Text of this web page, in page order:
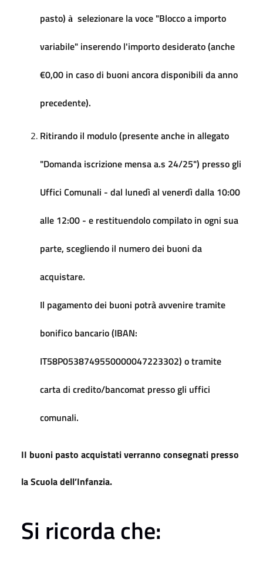
pasto) à selezionare la voce "Blocco a importo
variabile" inserendo l'importo desiderato (anche
€0,00 in caso di buoni ancora disponibili da anno
precedente).
Ritirando il modulo (presente anche in allegato
"Domanda iscrizione mensa a.s 24/25") presso gli
Uffici Comunali - dal lunedì al venerdì dalla 10:00
alle 12:00 - e restituendolo compilato in ogni sua
parte, scegliendo il numero dei buoni da
acquistare.
Il pagamento dei buoni potrà avvenire tramite
bonifico bancario (IBAN:
IT58P0538749550000047223302) o tramite
carta di credito/bancomat presso gli uffici
comunali.
II buoni pasto acquistati verranno consegnati presso
la Scuola dell’Infanzia.
Si ricordache: